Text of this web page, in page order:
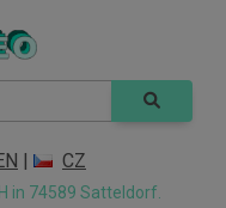
| CZ
in 74589 Satteldorf.